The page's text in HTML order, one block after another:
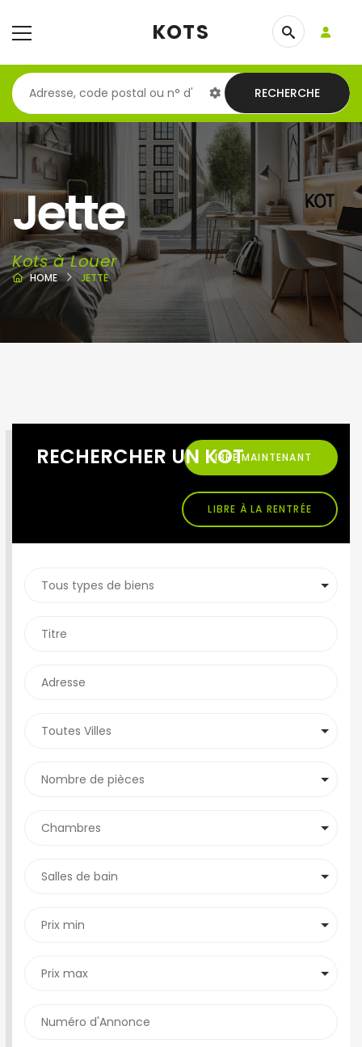
KOTS
RECHERCHE
Jette
Kots à Louer
HOME JETTE
RECHERCHER UN KOTLIBRE MAINTENANT
LIBRE À LA RENTRÉE